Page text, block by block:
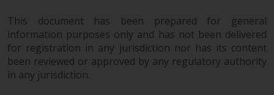
This document has been prepared for general
information purposes only and has not been delivered
for registration in any jurisdiction nor has its content
been reviewed or approved by any regulatory authority
in any jurisdiction.